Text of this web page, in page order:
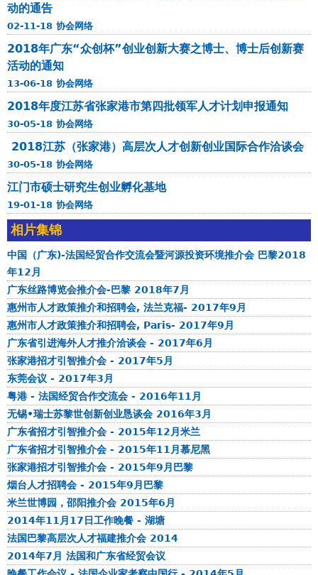
e
H
e
u
a
n
d
u
G
u
a
g
d
n
g
第
领
军
才
划
申
报
动的通告
02-11-18 协会网络
2018年广东“众创杯”创业创新大赛之博士、博士后创新赛
活动的通知
13-06-18 协会网络
2018年度江苏省张家港市第四批领军人才计划申报通知
30-05-18 协会网络
2018江苏（张家港）高层次人才创新创业国际合作洽谈会
30-05-18 协会网络
江门市硕士研究生创业孵化基地
19-01-18 协会网络
相片集锦
中国（广东)-法国经贸合作交流会暨河源投资环境推介会 巴黎2018
年12月
广东丝路博览会推介会-巴黎 2018年7月
惠州市人才政策推介和招聘会, 法兰克福- 2017年9月
惠州市人才政策推介和招聘会, Paris- 2017年9月
广东省引进海外人才推介洽谈会 - 2017年6月
张家港招才引智推介会 - 2017年5月
东莞会议 - 2017年3月
粤港 - 法国经贸合作交流会 - 2016年11月
无锡•瑞士苏黎世创新创业恳谈会 2016年3月
广东省招才引智推介会 - 2015年12月米兰
广东省招才引智推介会 - 2015年11月慕尼黑
张家港招才引智推介会 - 2015年9月巴黎
烟台人才招聘会 - 2015年9月巴黎
米兰世博园，邵阳推介会 2015年6月
2014年11月17日工作晚餐 - 湖塘
法国巴黎高层次人才福建推介会 2014
2014年7月 法国和广东省经贸会议